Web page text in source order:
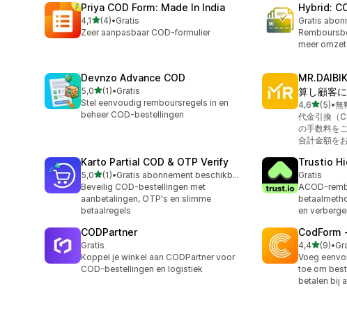
Priya COD Form: Made In India
4,1van 5 sterren
(4)
4 recensies in totaal
•Gratis
Zeer aanpasbaar COD-formulier
Hybrid:
Gratis
meer
Devnzo Advance COD
5,0van 5 sterren
(1)
1 recensies in totaal
•Gratis
Stel eenvoudig remboursregels in en
beheer COD-bestellingen
算し顧客に
4,6van 5
(5)
5 recensies
•無
代金引換（
の手数料を
合計金額を
Karto Partial COD & OTP Verify
5,0van 5 sterren
(1)
1 recensies in totaal
•
Gratis abonnement beschikbaar
Beveilig COD-bestellingen met
aanbetalingen, OTP's en slimme
betaalregels
Trustio
Gratis
ACOD-
en
CODPartner
Gratis
Koppel je winkel aan CODPartner voor
COD-bestellingen en logistiek
CodForm
4,4van 5
(9)
9 recensies
•
Voeg
toe om
betalen bij